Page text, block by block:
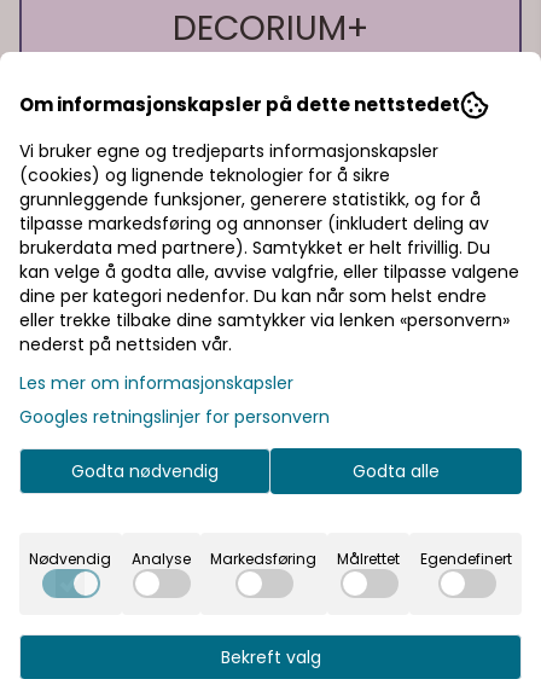
DECORIUM+
Få mer som kundeklubbmedlem 🎊
🎁 10% bonus på alt du handler!
🎁 15% rabatt på ett kjøp
🎁 Gratis frakt over 700 kr
Pst! Husk å logge inn!
Bli medlem - få gratis frakt fra 700 kr
Informasjon
Se flere varianter
På lager På lager
Om informasjonskapsler på dette nettstedet
Vi bruker egne og tredjeparts informasjonskapsler
(cookies) og lignende teknologier for å sikre
grunnleggende funksjoner, generere statistikk, og for å
tilpasse markedsføring og annonser (inkludert deling av
brukerdata med partnere). Samtykket er helt frivillig. Du
kan velge å godta alle, avvise valgfrie, eller tilpasse valgene
dine per kategori nedenfor. Du kan når som helst endre
eller trekke tilbake dine samtykker via lenken «personvern»
nederst på nettsiden vår.
Les mer om informasjonskapsler
Googles retningslinjer for personvern
Godta nødvendig Godta alle
Nødvendig Analyse Markedsføring Målrettet Egendefinert
Bekreft valg